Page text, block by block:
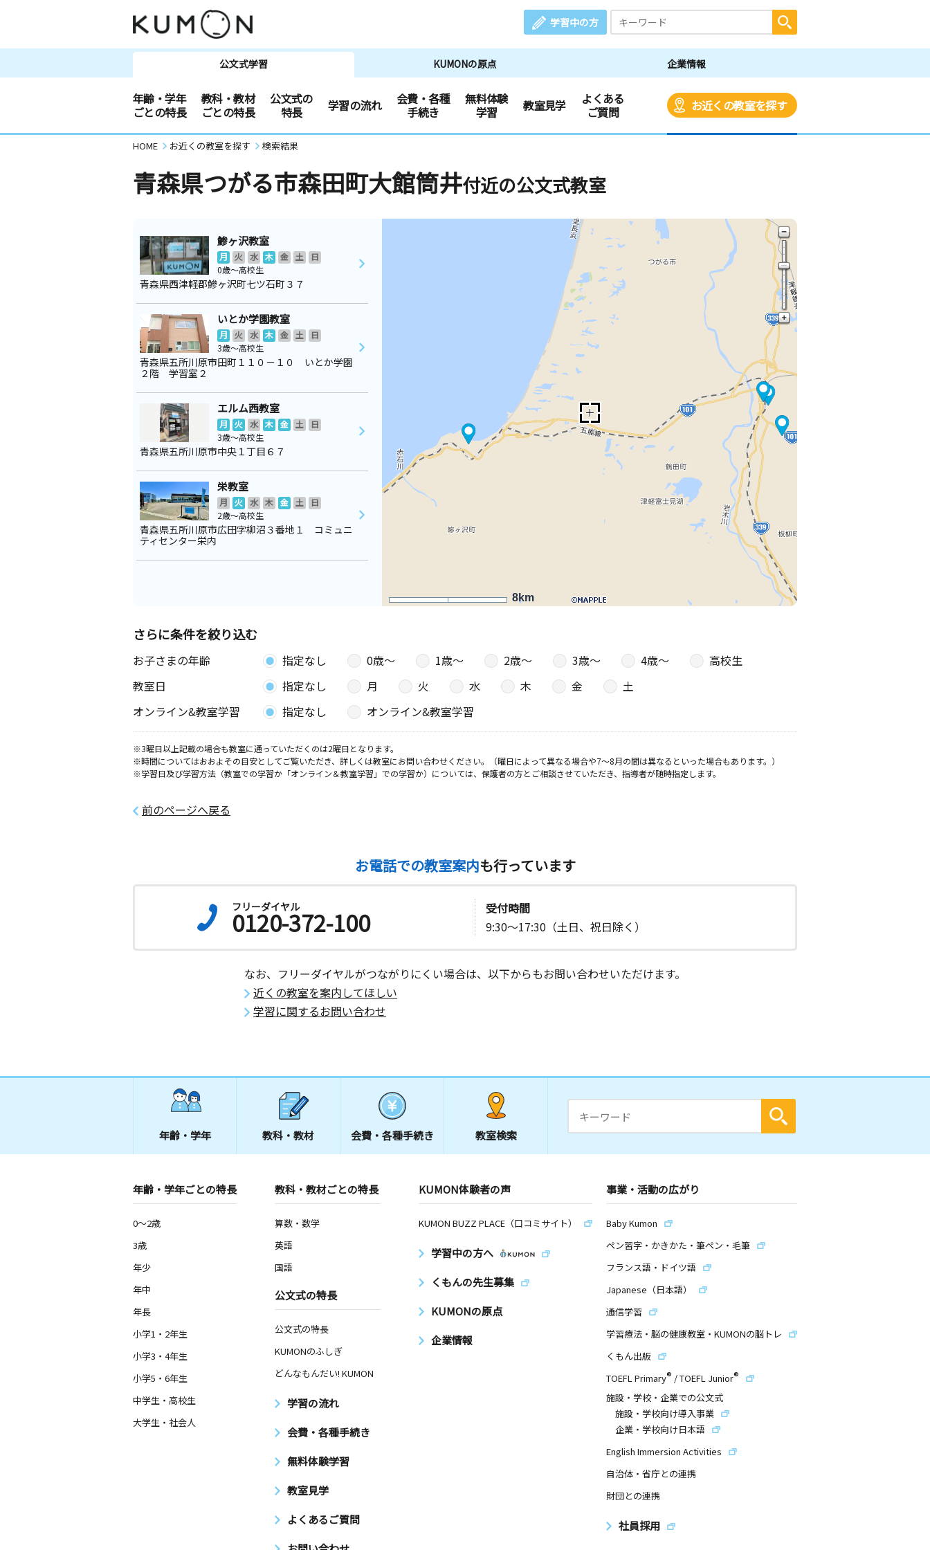
学習中の方
公文式学習 KUMONの原点 企業情報
年齢・学年
ごとの特長
教科・教材
ごとの特長
公文式の
特長
学習の流れ
会費・各種
手続き
無料体験
学習
教室見学
よくある
ご質問
お近くの教室を探す
HOME お近くの教室を探す 検索結果
青森県つがる市森田町大館筒井付近の公文式教室
8km
鯵ヶ沢教室
月 火 水 木 金 土
日
0歳～高校生
青森県西津軽郡鰺ヶ沢町七ツ石町３７
いとか学園教室
月 火 水 木 金 土
日
3歳～高校生
青森県五所川原市田町１１０－１０ いとか学園
２階 学習室２
エルム西教室
月 火 水 木 金 土
日
3歳～高校生
青森県五所川原市中央１丁目６７
栄教室
月 火 水 木 金 土
日
2歳～高校生
青森県五所川原市広田字柳沼３番地１ コミュニ
ティセンター栄内
さらに条件を絞り込む
お子さまの年齢 指定なし 0歳〜 1歳〜 2歳〜 3歳〜 4歳〜
高校生
教室日
指定なし 月 火 水 木 金
土
オンライン&教室学習
指定なし オンライン&教室学習
※3曜日以上記載の場合も教室に通っていただくのは2曜日となります。
※時間についてはおおよその目安としてご覧いただき、詳しくは教室にお問い合わせください。（曜日によって異なる場合や7～8月の間は異なるといった場合もあります。）
※学習日及び学習方法（教室での学習か「オンライン＆教室学習」での学習か）については、保護者の方とご相談させていただき、指導者が随時指定します。
前のページへ戻る
お電話での教室案内も行っています
フリーダイヤル
0120-372-100
受付時間
9:30～17:30（土日、祝日除く）
なお、フリーダイヤルがつながりにくい場合は、以下からもお問い合わせいただけます。
近くの教室を案内してほしい
学習に関するお問い合わせ
年齢・学年 教科・教材 会費・ 各種手続き 教室検索
年齢・学年ごとの特長
0～2歳
3歳
年少
年中
年長
小学1・2年生
小学3・4年生
小学5・6年生
中学生・高校生
大学生・社会人
教科・教材ごとの特長
算数・数学
英語
国語
公文式の特長
公文式の特長
KUMONのふしぎ
どんなもんだい! KUMON
学習の流れ
会費・各種手続き
無料体験学習
教室見学
よくあるご質問
KUMON体験者の声
KUMON BUZZ PLACE（口コミサイト）
学習中の方へ
くもんの先生募集
KUMONの原点
企業情報
事業・活動の広がり
Baby Kumon
ペン習字・かきかた・筆ペン・毛筆
フランス語・ドイツ語
Japanese（日本語）
通信学習
学習療法・脳の健康教室・KUMONの脳トレ
くもん出版
TOEFL Primary® /TOEFL Junior®
施設・学校・企業での公文式
施設・学校向け導入事業
企業・学校向け日本語
English Immersion Activities
自治体・省庁との連携
財団との連携
社員採用